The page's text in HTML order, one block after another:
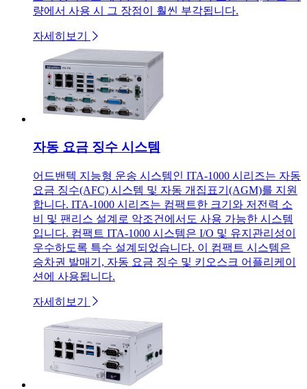
량에서 사용 시 그 장점이 훨씬 부각됩니다.
자세히보기
자동 요금 징수 시스템
어드밴텍 지능형 운송 시스템인 ITA-1000 시리즈는 자동
요금 징수(AFC) 시스템 및 자동 개집표기(AGM)를 지원
합니다. ITA-1000 시리즈는 컴팩트한 크기와 저전력 소
비 및 팬리스 설계로 악조건에서도 사용 가능한 시스템
입니다. 컴팩트 ITA-1000 시스템은 I/O 및 유지관리성이
우수하도록 특수 설계되었습니다. 이 컴팩트 시스템은
승차권 발매기, 자동 요금 징수 및 키오스크 어플리케이
션에 사용됩니다.
자세히보기